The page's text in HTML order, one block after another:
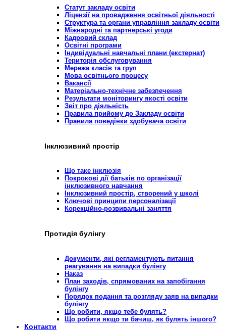
Статут закладу освіти
Ліцензії на провадження освітньої діяльності
Структура та органи управління закладу освіти
Міжнародні та партнерські угоди
Кадровий склад
Освітні програми
Індивідуальні навчальні плани (екстернат)
Територія обслуговування
Мережа класів та груп
Мова освітнього процесу
Вакансії
Матеріально-технічне забезпечення
Результати моніторингу якості освіти
Звіт про діяльність
Правила прийому до Закладу освіти
Правила поведінки здобувача освіти
Інклюзивний простір
Що таке інклюзія
Покрокові дії батьків по організації
інклюзивного навчання
Інклюзивний простір, створений у школі
Ключові принципи персоналізації
Корекційно-розвивальні заняття
Протидія булінгу
Документи, які регламентують питання
реагування на випадки булінгу
Наказ
План заходів, спрямованих на запобігання
булінгу
Порядок подання та розгляду заяв на випадки
булінгу
Що робити, якщо тебе булять?
Що робити якщо ти бачиш, як булять іншого?
Контакти